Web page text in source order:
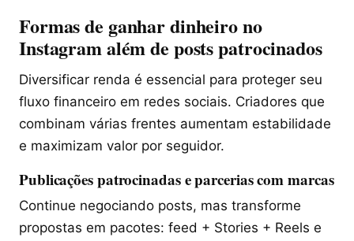
Formas de ganhar dinheiro no
Instagram além de posts patrocinados
Diversificar renda é essencial para proteger seu
fluxo financeiro em redes sociais. Criadores que
combinam várias frentes aumentam estabilidade
e maximizam valor por seguidor.
Publicações patrocinadas e parcerias com marcas
Continue negociando posts, mas transforme
propostas em pacotes: feed + Stories + Reels e